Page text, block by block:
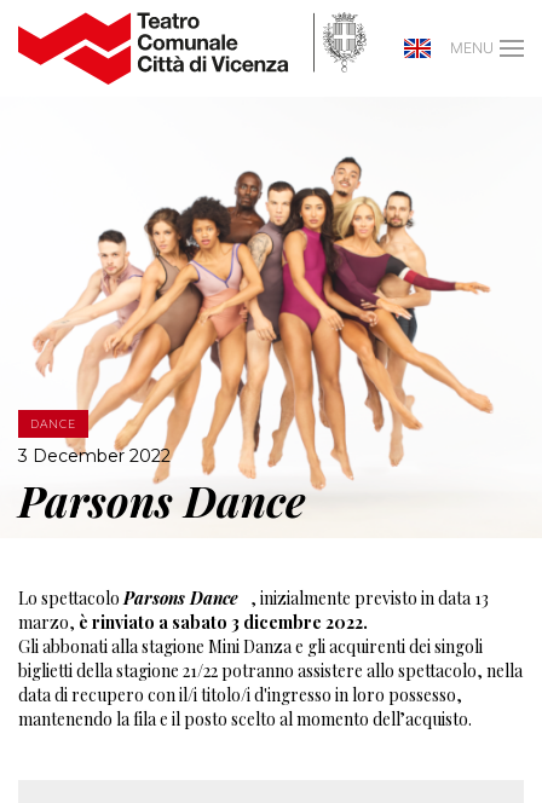
MENU
DANCE
3 December 2022
Parsons Dance
Lo spettacoloParsons Dance , inizialmente previsto in data 13
marzo, è rinviato a sabato 3 dicembre 2022.
Gli abbonati alla stagione Mini Danza e gli acquirenti dei singoli
biglietti della stagione 21/22 potranno assistere allo spettacolo, nella
data di recupero con il/i titolo/i d'ingresso in loro possesso,
mantenendo la fila e il posto scelto al momento dell’acquisto.